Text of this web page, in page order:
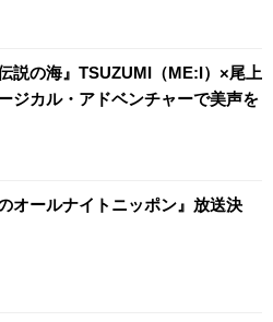
説の海』TSUZUMI（ME:I）×尾上
ジカル・アドベンチャーで美声を
オールナイトニッポン』放送決